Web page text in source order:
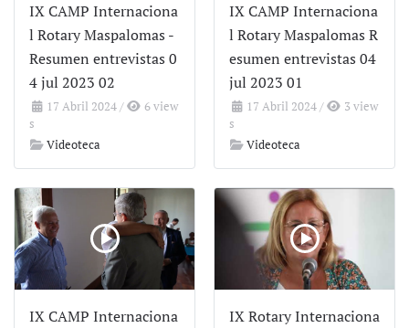
IX CAMP Internaciona
l Rotary Maspalomas -
Resumen entrevistas 0
4 jul 2023 02
17 Abril 2024/
6 view
s
Videoteca
IX CAMP Internaciona
l Rotary Maspalomas R
esumen entrevistas 04
jul 2023 01
17 Abril 2024/
3 view
s
Videoteca
IX CAMP Internaciona
IX Rotary Internaciona